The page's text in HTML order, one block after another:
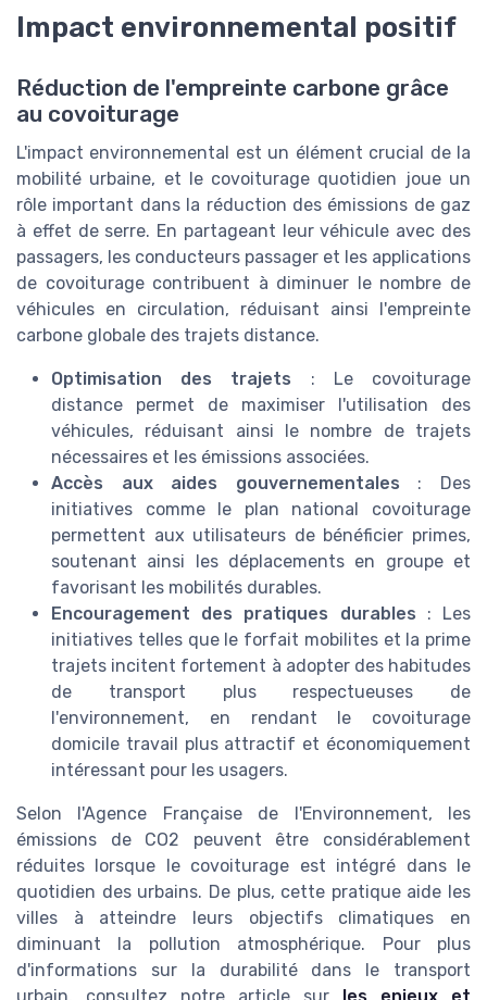
Impact environnemental positif
Réduction de l'empreinte carbone grâce
au covoiturage
L'impact environnemental est un élément crucial de la
mobilité urbaine, et le covoiturage quotidien joue un
rôle important dans la réduction des émissions de gaz
à effet de serre. En partageant leur véhicule avec des
passagers, les conducteurs passager et les applications
de covoiturage contribuent à diminuer le nombre de
véhicules en circulation, réduisant ainsi l'empreinte
carbone globale des trajets distance.
Optimisation des trajets : Le covoiturage
distance permet de maximiser l'utilisation des
véhicules, réduisant ainsi le nombre de trajets
nécessaires et les émissions associées.
Accès aux aides gouvernementales : Des
initiatives comme le plan national covoiturage
permettent aux utilisateurs de bénéficier primes,
soutenant ainsi les déplacements en groupe et
favorisant les mobilités durables.
Encouragement des pratiques durables : Les
initiatives telles que le forfait mobilites et la prime
trajets incitent fortement à adopter des habitudes
de transport plus respectueuses de
l'environnement, en rendant le covoiturage
domicile travail plus attractif et économiquement
intéressant pour les usagers.
Selon l'Agence Française de l'Environnement, les
émissions de CO2 peuvent être considérablement
réduites lorsque le covoiturage est intégré dans le
quotidien des urbains. De plus, cette pratique aide les
villes à atteindre leurs objectifs climatiques en
diminuant la pollution atmosphérique. Pour plus
d'informations sur la durabilité dans le transport